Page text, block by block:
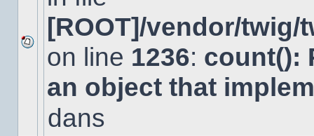
Aucun
nouveau
message
non-
dans
[ROOT]/vendor/
on line 1236: count():
an object that
dans